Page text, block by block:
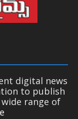
digital news
to publish
range of